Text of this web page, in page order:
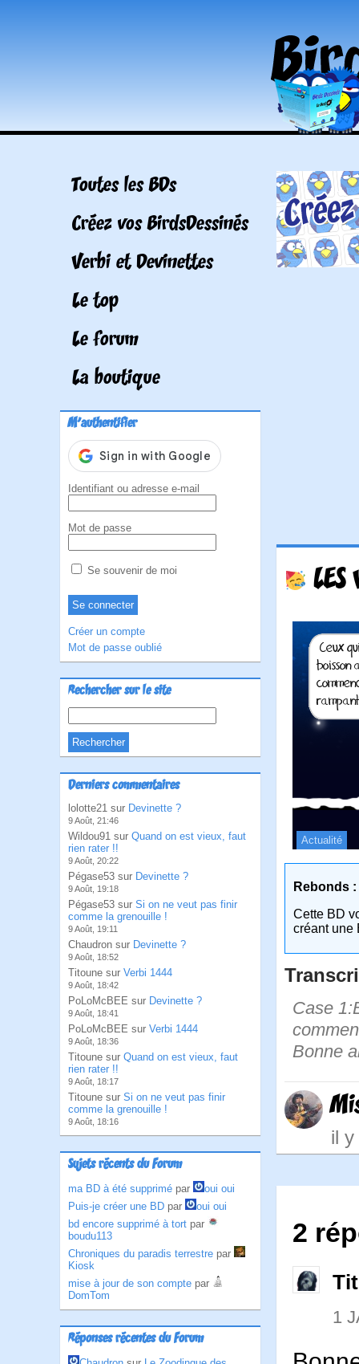
Toutes les BDs
Créez vos BirdsDessinés
Verbi et Devinettes
Le top
Le forum
La boutique
M'authentifier
Identifiant ou adresse e-mail
Mot de passe
Se souvenir de moi
Créer un compte
Mot de passe oublié
Rechercher sur le site
Derniers commentaires
lolotte21 sur Devinette ?
9 Août, 21:46
Wildou91 sur Quand on est vieux, faut
rien rater !!
9 Août, 20:22
Pégase53 sur Devinette ?
9 Août, 19:18
Pégase53 sur Si on ne veut pas finir
comme la grenouille !
9 Août, 19:11
Chaudron sur Devinette ?
9 Août, 18:52
Titoune sur Verbi 1444
9 Août, 18:42
PoLoMcBEE sur Devinette ?
9 Août, 18:41
PoLoMcBEE sur Verbi 1444
9 Août, 18:36
Titoune sur Quand on est vieux, faut
rien rater !!
9 Août, 18:17
Titoune sur Si on ne veut pas finir
comme la grenouille !
9 Août, 18:16
Sujets récents du Forum
ma BD à été supprimé par
oui oui
Puis-je créer une BD par
oui oui
bd encore supprimé à tort par
boudu113
Chroniques du paradis terrestre par
Kiosk
mise à jour de son compte par
DomTom
Réponses récentes du Forum
Actualité
Rebonds :
Cette BD
créant une
Case
Bonne
il
2
1